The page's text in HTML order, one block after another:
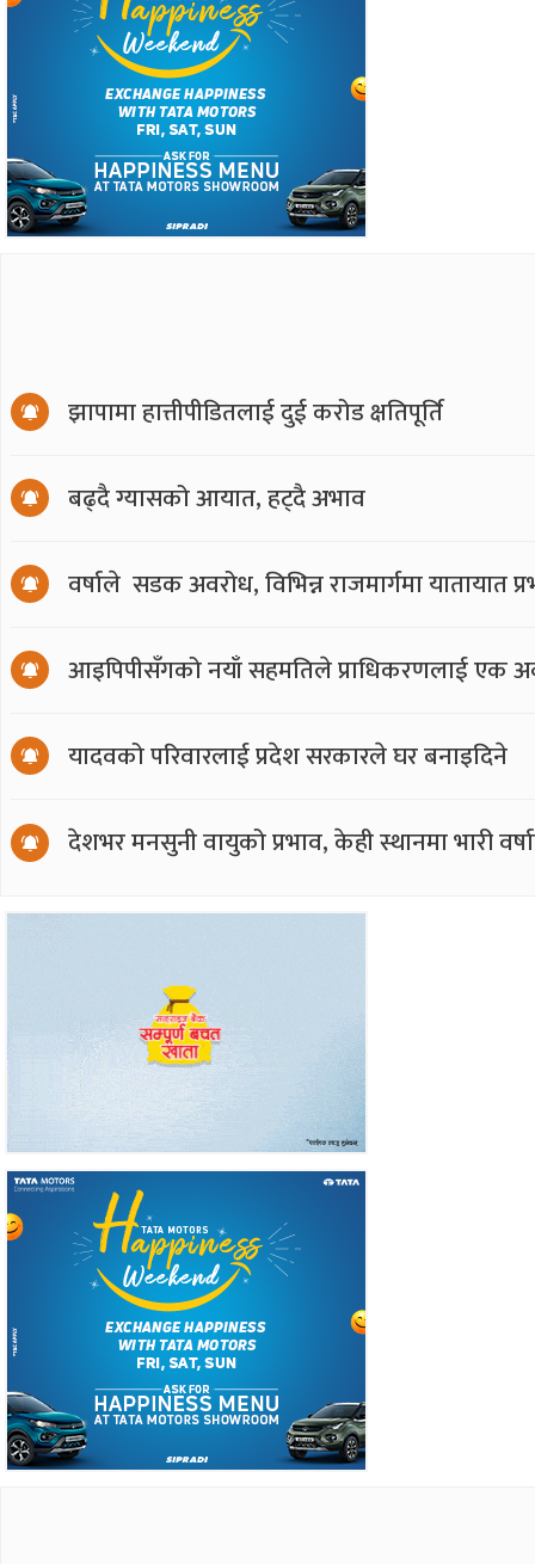
झापामा हात्तीपीडितलाई दुई करोड क्षतिपूर्ति
बढ्दै ग्यासको आयात, हट्दै अभाव
वर्षाले सडक अवरोध, विभिन्न राजमार्गमा यातायात
आइपिपीसँगको नयाँ सहमतिले प्राधिकरणलाई एक
यादवको परिवारलाई प्रदेश सरकारले घर बनाइदिने
देशभर मनसुनी वायुको प्रभाव, केही स्थानमा भारी